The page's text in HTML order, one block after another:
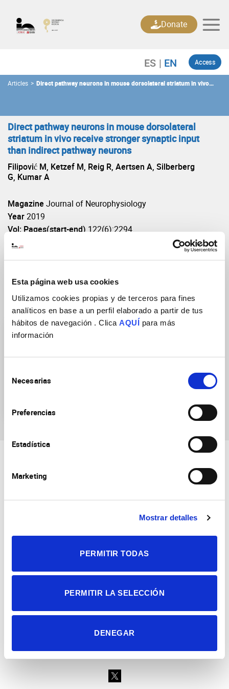
Esta página web usa cookies
Utilizamos cookies propias y de terceros para fines
analíticos en base a un perfil elaborado a partir de tus
hábitos de navegación . Clica AQUÍ para más
información
Necesarias
Preferencias
Estadística
Marketing
Mostrar detalles
PERMITIR TODAS
PERMITIR LA SELECCIÓN
DENEGAR
content
Access
Donate
Articles > Direct pathway neurons in mouse dorsolateral striatum in vivo
Direct pathway neurons in mouse dorsolateral
striatum in vivo receive stronger synaptic input
than indirect pathway neurons
Filipović M, Ketzef M, Reig R, Aertsen A, Silberberg
G, Kumar A
Magazine Journal of Neurophysiology
Year2019
Vol: Pages(start-end)122(6):2294
DOI
Research Groups
Universidad Miguel Hernández
Alicante | España
Fax + 34 965 91 95 61